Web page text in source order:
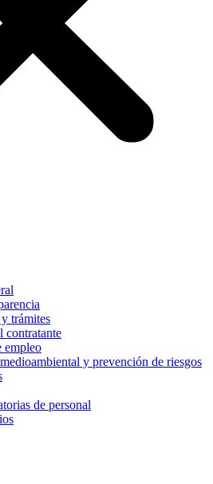
trámites
contratante
empleo
y prevención de riesgos
de personal